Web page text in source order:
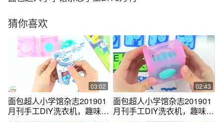
猜你喜欢
03:02
面包超人小学馆杂志201901
月刊手工DIY洗衣机，趣味玩
02:43
面包超人小学馆杂志201901
月刊手工DIY洗衣机，趣味玩